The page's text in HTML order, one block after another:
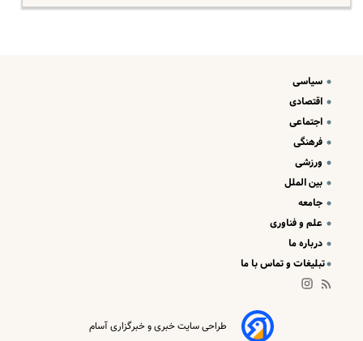
سیاسی
اقتصادی
اجتماعی
فرهنگی
ورزشی
بین الملل
جامعه
علم و فناوری
درباره ما
تبلیغات و تماس با ما
طراحی سایت خبری و خبرگزاری آسام